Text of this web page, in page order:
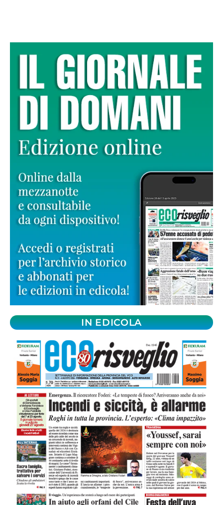
IN EDICOLA